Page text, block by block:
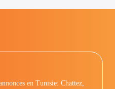
en Tunisie: Chattez,